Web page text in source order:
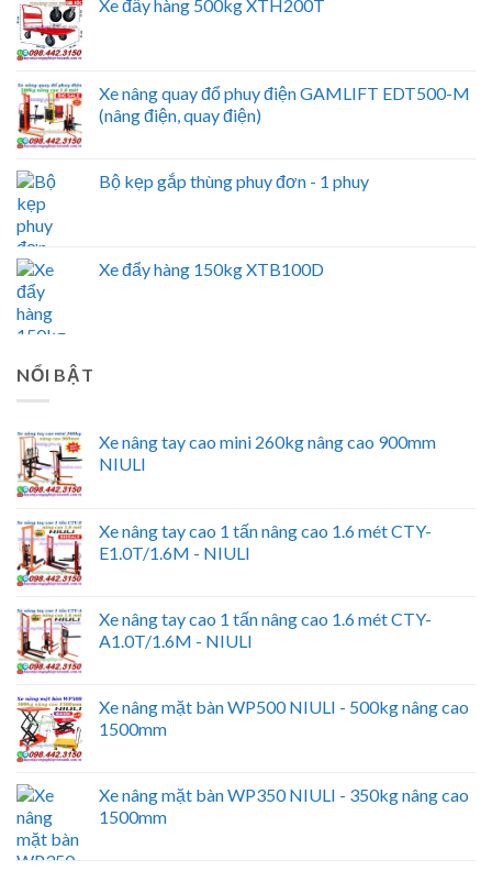
Xe đẩy hàng 500kg XTH200T
Xe nâng quay đổ phuy điện GAMLIFT EDT500-M
(nâng điện, quay điện)
Bộ kẹp gắp thùng phuy đơn - 1 phuy
Xe đẩy hàng 150kg XTB100D
NỔI BẬT
Xe nâng tay cao mini 260kg nâng cao 900mm
NIULI
Xe nâng tay cao 1 tấn nâng cao 1.6 mét CTY-
E1.0T/1.6M - NIULI
Xe nâng tay cao 1 tấn nâng cao 1.6 mét CTY-
A1.0T/1.6M - NIULI
Xe nâng mặt bàn WP500 NIULI - 500kg nâng cao
1500mm
Xe nâng mặt bàn WP350 NIULI - 350kg nâng cao
1500mm